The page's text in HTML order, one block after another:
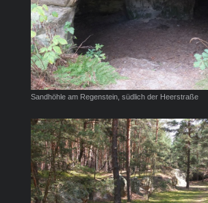
Sandhöhle am Regenstein, südlich der Heerstraße